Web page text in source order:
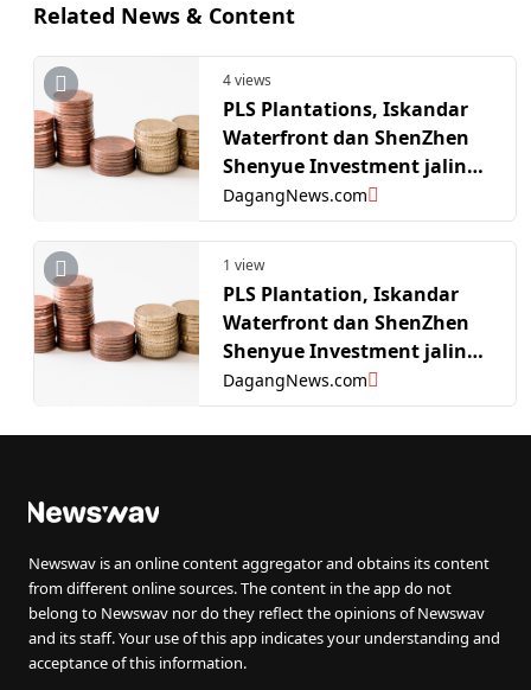
Related News & Content
4 views
PLS Plantations, Iskandar
Waterfront dan ShenZhen
Shenyue Investment jalin
kerjasama strategik
rancang pembangunan
DagangNews.com
1 view
PLS Plantation, Iskandar
Waterfront dan ShenZhen
Shenyue Investment jalin
kerjasama strategik
rancang pembangunan
taman perindustrian, hab
DagangNews.com
Newswav is an online content aggregator and obtains its content
from different online sources. The content in the app do not
belong to Newswav nor do they reflect the opinions of Newswav
and its staff. Your use of this app indicates your understanding and
acceptance of this information.